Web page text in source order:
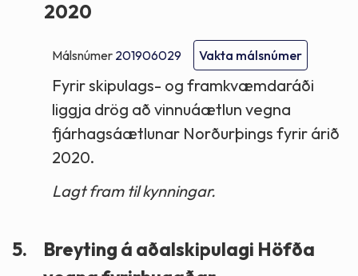
2020
Málsnúmer 201906029 Vakta málsnúmer
Fyrir skipulags- og framkvæmdaráði
liggja drög að vinnuáætlun vegna
fjárhagsáætlunar Norðurþings fyrir árið
2020.
Lagt fram til kynningar.
5.
Breyting á aðalskipulagi Höfða